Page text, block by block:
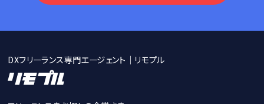
DXフリーランス専門エージェント｜リモプル